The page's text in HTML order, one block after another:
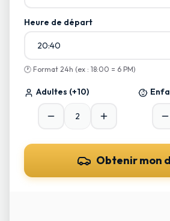
Heure de départ
20:40
🕐 Format 24h (ex : 18:00 = 6 PM)
Adultes (+10)
Obtenir mon